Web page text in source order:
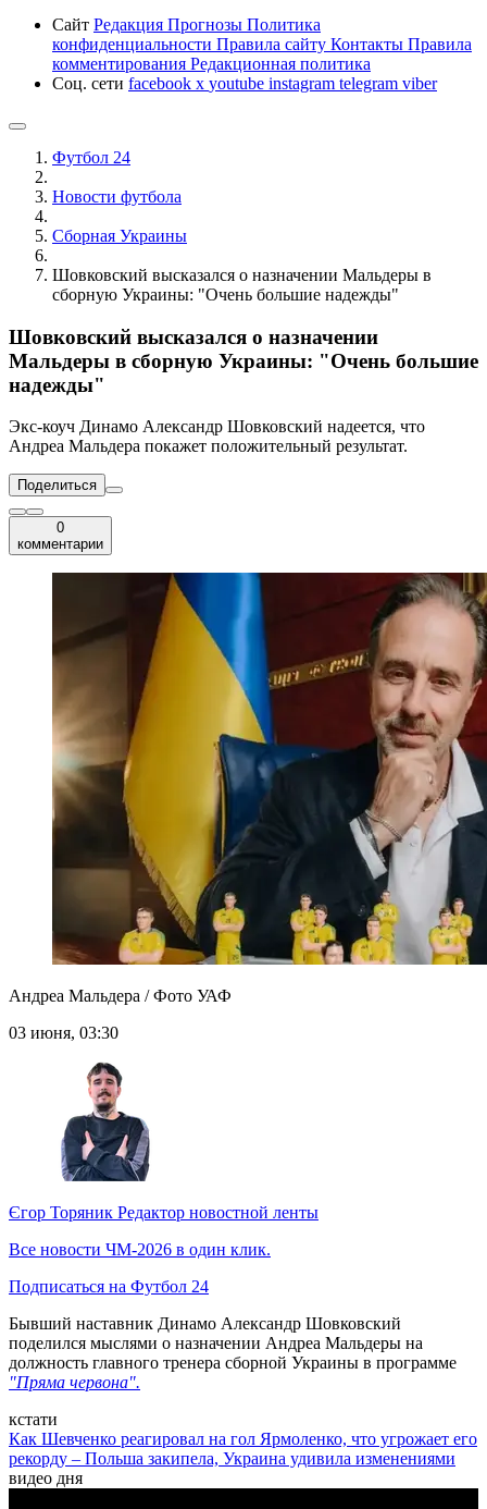
Сайт Редакция Прогнозы Политика
конфиденциальности Правила сайту Контакты Правила
комментирования Редакционная политика
Соц. сети facebook x youtube instagram telegram viber
Футбол 24
Новости футбола
Сборная Украины
Шовковский высказался о назначении Мальдеры в
сборную Украины: "Очень большие надежды"
Шовковский высказался о назначении
Мальдеры в сборную Украины: "Очень большие
надежды"
Экс-коуч Динамо Александр Шовковский надеется, что
Андреа Мальдера покажет положительный результат.
Поделиться
0
комментарии
Андреа Мальдера / Фото УАФ
03 июня, 03:30
Єгор Торяник Редактор новостной ленты
Все новости ЧМ-2026 в один клик.
Подписаться на Футбол 24
Бывший наставник Динамо Александр Шовковский
поделился мыслями о назначении Андреа Мальдеры на
должность главного тренера сборной Украины в программе
"Пряма червона".
кстати
Как Шевченко реагировал на гол Ярмоленко, что угрожает его
рекорду – Польша закипела, Украина удивила изменениями
видео дня